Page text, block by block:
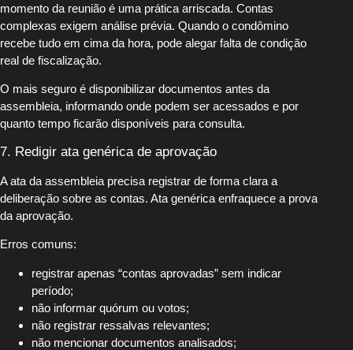
momento da reunião é uma prática arriscada. Contas
complexas exigem análise prévia. Quando o condômino
recebe tudo em cima da hora, pode alegar falta de condição
real de fiscalização.
O mais seguro é disponibilizar documentos antes da
assembleia, informando onde podem ser acessados e por
quanto tempo ficarão disponíveis para consulta.
7. Redigir ata genérica de aprovação
A ata da assembleia precisa registrar de forma clara a
deliberação sobre as contas. Ata genérica enfraquece a prova
da aprovação.
Erros comuns:
registrar apenas “contas aprovadas” sem indicar
período;
não informar quórum ou votos;
não registrar ressalvas relevantes;
não mencionar documentos analisados;